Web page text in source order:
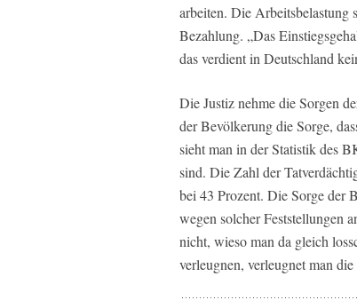
arbeiten. Die Arbeitsbelastung
Bezahlung. „Das
das verdient in Deutschland
Die Justiz nehme die Sorgen
der Bevölkerung die Sorge,
sieht man in der Statistik des
sind. Die Zahl der
bei 43 Prozent. Die Sorge der
wegen solcher Feststellungen
nicht, wieso man da gleich
verleugnen, verleugnet man